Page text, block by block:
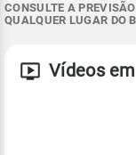
CONSULTE A
QUALQUER LUGAR DO
Vídeos